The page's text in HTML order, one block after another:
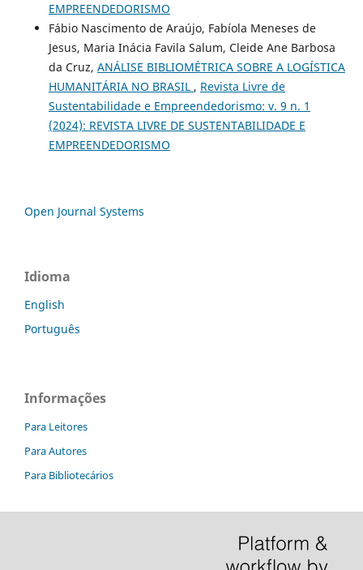
EMPREENDEDORISMO
Fábio Nascimento de Araújo, Fabíola Meneses de
Jesus, Maria Inácia Favila Salum, Cleide Ane Barbosa
da Cruz, ANÁLISE BIBLIOMÉTRICA SOBRE A LOGÍSTICA
HUMANITÁRIA NO BRASIL , Revista Livre de
Sustentabilidade e Empreendedorismo: v. 9 n. 1
(2024): REVISTA LIVRE DE SUSTENTABILIDADE E
EMPREENDEDORISMO
Open Journal Systems
Idioma
English
Português
Informações
Para Leitores
Para Autores
Para Bibliotecários